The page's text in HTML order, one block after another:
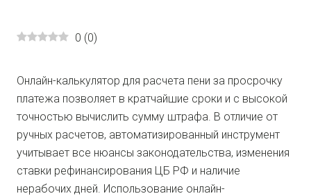
0 (0)
Онлайн-калькулятор для расчета пени за просрочку
платежа позволяет в кратчайшие сроки и с высокой
точностью вычислить сумму штрафа. В отличие от
ручных расчетов, автоматизированный инструмент
учитывает все нюансы законодательства, изменения
ставки рефинансирования ЦБ РФ и наличие
нерабочих дней. Использование онлайн-